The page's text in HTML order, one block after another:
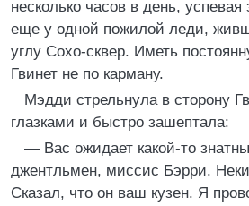
несколько часов в день, успевая
еще у одной пожилой леди,
углу Сохо-сквер. Иметь
Гвинет не по карману.
Мэдди стрельнула в сторону
глазками и быстро зашептала:
— Вас ожидает какой-то
джентльмен, миссис Бэрри.
Сказал, что он ваш кузен. Я